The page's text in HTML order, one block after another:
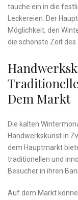
tauche ein⁢ in die
Leckereien. Der
Möglichkeit, den
die⁤ schönste Zeit
Dem⁣ Markt
Die kalten
Handwerkskunst in
dem Hauptmarkt⁢
⁣traditionellen und
Besucher ‌in ihren
Auf dem Markt